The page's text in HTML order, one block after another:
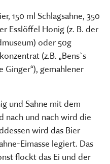
150 ml Schlagsahne, 350
Esslöffel Honig (z. B. der
oder 50g
(z.B. „Bens`s
Ginger“), gemahlener
und Sahne mit dem
nach und nach wird die
wird das Bier
Eimasse legiert. Das
flockt das Ei und der